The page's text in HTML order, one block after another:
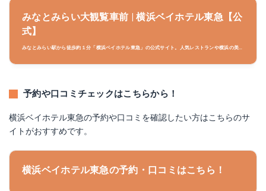
みなとみらい大観覧車前 | 横浜ベイホテル東急【公
式】
みなとみらい駅から徒歩約１分「横浜ベイホテル東急」の公式サイト。人気レストランや横浜の美し
予約や口コミチェックはこちらから！
横浜ベイホテル東急の予約や口コミを確認したい方はこちらのサ
イトがおすすめです。
横浜ベイホテル東急の予約・口コミはこちら！